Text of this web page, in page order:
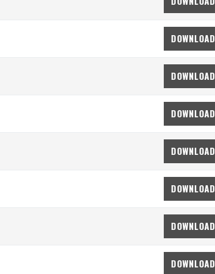
DOWNLOAD
DOWNLOAD
DOWNLOAD
DOWNLOAD
DOWNLOAD
DOWNLOAD
DOWNLOAD